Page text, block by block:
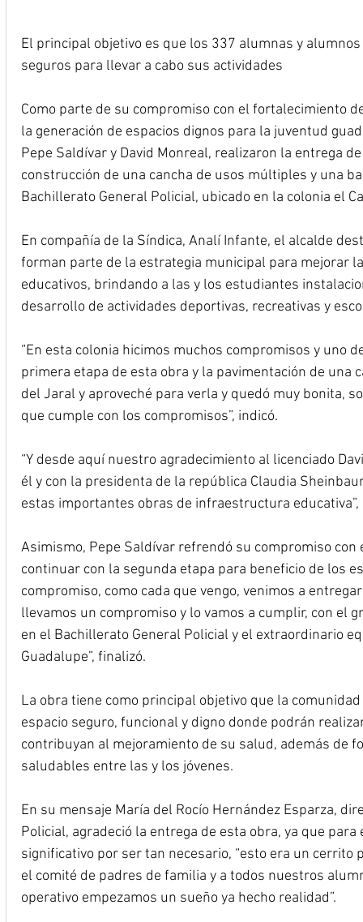
El principal objetivo es que los 337 alumnas y
seguros para llevar a cabo sus actividades
Como parte de su compromiso con el fortalecimiento
la generación de espacios dignos para la juventud
Pepe Saldívar y David Monreal, realizaron la entrega
construcción de una cancha de usos múltiples y una
Bachillerato General Policial, ubicado en la colonia el
En compañía de la Síndica, Analí Infante, el alcalde
forman parte de la estrategia municipal para mejorar
educativos, brindando a las y los estudiantes
desarrollo de actividades deportivas, recreativas y
“En esta colonia hicimos muchos compromisos y uno
primera etapa de esta obra y la pavimentación de una
del Jaral y aproveché para verla y quedó muy bonita,
que cumple con los compromisos”, indicó.
“Y desde aquí nuestro agradecimiento al licenciado
él y con la presidenta de la república Claudia
estas importantes obras de infraestructura educativa”,
Asimismo, Pepe Saldívar refrendó su compromiso
continuar con la segunda etapa para beneficio de los
compromiso, como cada que vengo, venimos a
llevamos un compromiso y lo vamos a cumplir, con el
en el Bachillerato General Policial y el extraordinario
Guadalupe”, finalizó.
La obra tiene como principal objetivo que la
espacio seguro, funcional y digno donde podrán
contribuyan al mejoramiento de su salud, además de
saludables entre las y los jóvenes.
En su mensaje María del Rocío Hernández Esparza,
Policial, agradeció la entrega de esta obra, ya que
significativo por ser tan necesario, “esto era un cerrito
el comité de padres de familia y a todos nuestros
operativo empezamos un sueño ya hecho realidad”.